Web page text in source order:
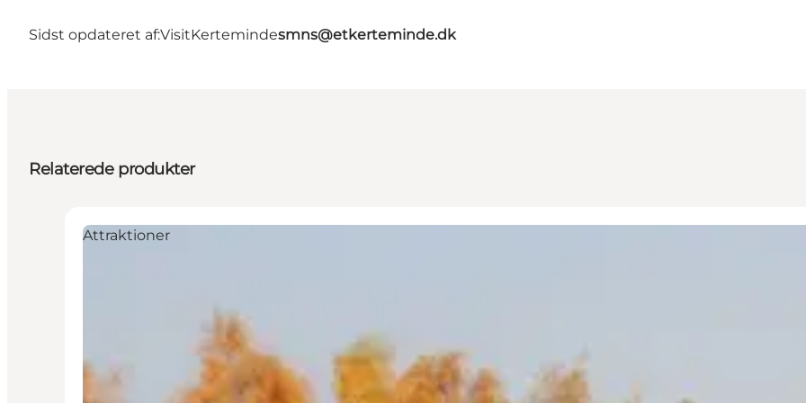
Sidst opdateret af:VisitKertemindesmns@etkerteminde.dk
Relaterede produkter
Attraktioner